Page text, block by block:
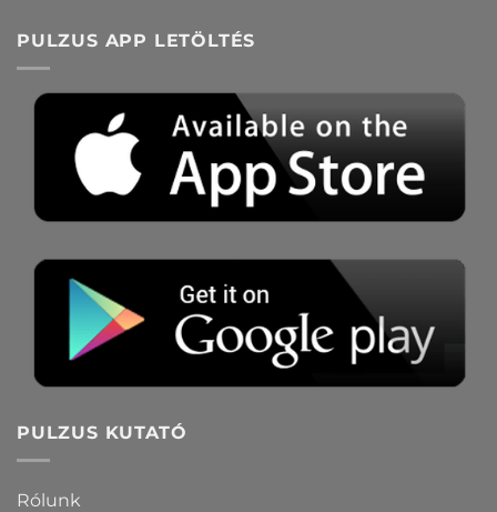
PULZUS APP LETÖLTÉS
PULZUS KUTATÓ
Rólunk